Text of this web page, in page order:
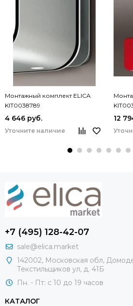
Монтажный комплект ELICA
KIT0038789
4 646 руб.
Уточните наличие
12
+7 (495) 128-42-07
sale@elica.market
142002, Московская обл,
Текстильщиков ул, д. 41Б
Пн. - Пт: с 10 до 19 часов
КАТАЛОГ